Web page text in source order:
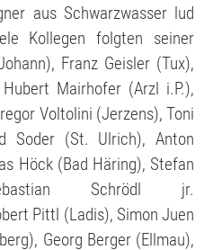
aus Schwarzwasser lud
Kollegen folgten seiner
Franz Geisler (Tux),
Mairhofer (Arzl i.P.),
Voltolini (Jerzens), Toni
Soder (St. Ulrich), Anton
Höck (Bad Häring), Stefan
Schrödl jr.
Pittl (Ladis), Simon Juen
Georg Berger (Ellmau),